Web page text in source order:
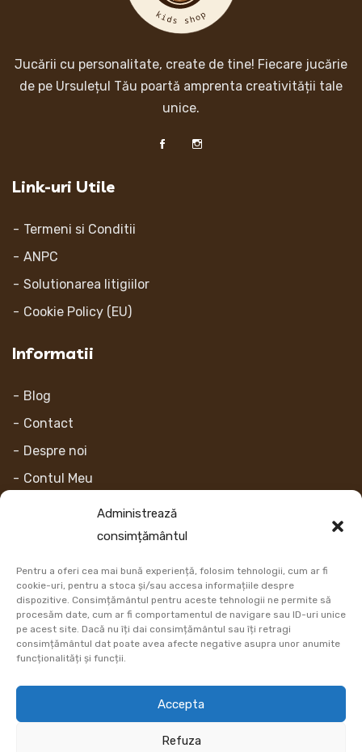
Administrează
consimțământul
Pentru a oferi cea mai bună experiență, folosim tehnologii, cum ar fi
cookie-uri, pentru a stoca și/sau accesa informațiile despre
dispozitive. Consimțământul pentru aceste tehnologii ne permite să
procesăm date, cum ar fi comportamentul de navigare sau ID-uri unice
pe acest site. Dacă nu îți dai consimțământul sau îți retragi
consimțământul dat poate avea afecte negative asupra unor anumite
funcționalități și funcții.
Accepta
Refuza
Jucării cu personalitate, create de tine! Fiecare jucărie
de pe Ursulețul Tău poartă amprenta creativității tale
unice.
Link-uri Utile
Termeni si Conditii
ANPC
Solutionarea litigiilor
Cookie Policy (EU)
Informatii
Blog
Contact
Despre noi
Contul Meu
Metoda de plata
Informatii Livrare
Cum comand
DATE COMERCIALE